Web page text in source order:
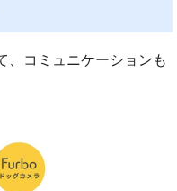
、コミュニケーションも